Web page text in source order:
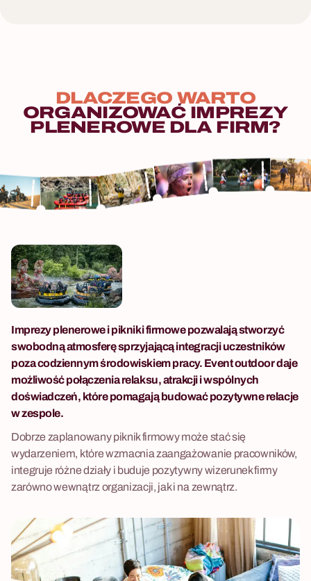
DLACZEGO WARTO
ORGANIZOWAĆ IMPREZY
PLENEROWE DLA FIRM?
Imprezy plenerowe i pikniki firmowe pozwalają stworzyć
swobodną atmosferę sprzyjającą integracji uczestników
poza codziennym środowiskiem pracy. Event outdoor daje
możliwość połączenia relaksu, atrakcji i wspólnych
doświadczeń, które pomagają budować pozytywne relacje
w zespole.
Dobrze zaplanowany piknik firmowy może stać się
wydarzeniem, które wzmacnia zaangażowanie pracowników,
integruje różne działy i buduje pozytywny wizerunek firmy
zarówno wewnątrz organizacji, jak i na zewnątrz.